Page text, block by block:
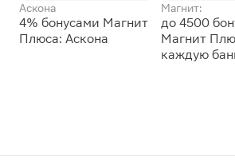
Аскона
4% бонусами Магнит
Плюса: Аскона
Магнит:
до 4500
Магнит
каждую